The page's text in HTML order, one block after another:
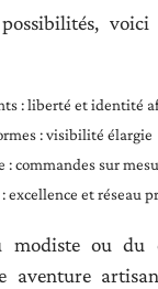
: liberté et identité
: visibilité élargie
: commandes sur
excellence et réseau
ou du
aventure